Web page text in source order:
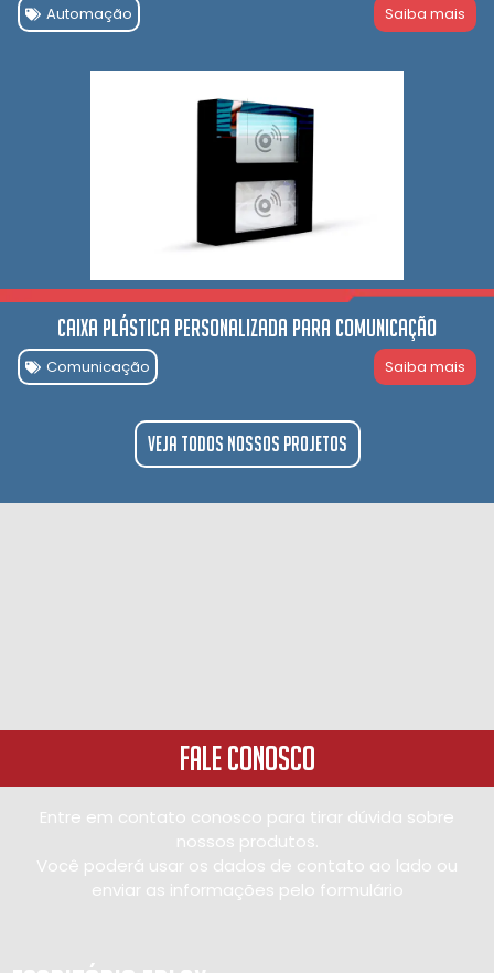
Automação Saiba mais
Caixa Plástica Personalizada para comunicação
Comunicação Saiba mais
Veja todos nossos projetos
Fale Conosco
Entre em contato conosco para tirar dúvida sobre
nossos produtos.
Você poderá usar os dados de contato ao lado ou
enviar as informações pelo formulário